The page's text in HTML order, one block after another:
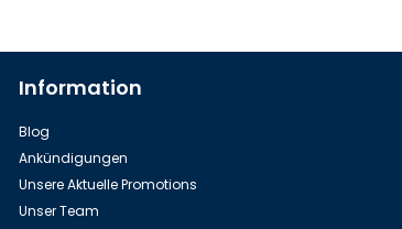
Information
Blog
Ankündigungen
Unsere Aktuelle Promotions
Unser Team